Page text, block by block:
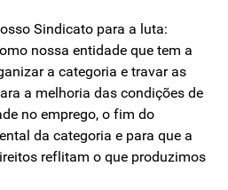
Sindicato para a luta:
nossa entidade que tem a
a categoria e travar as
a melhoria das condições de
no emprego, o fim do
da categoria e para que a
reflitam o que produzimos